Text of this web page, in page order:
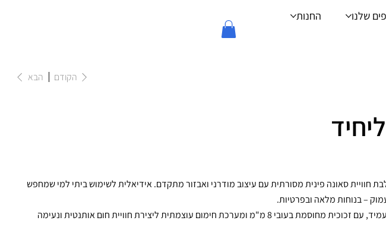
שלנו החנות
הקודם הבא
חוויית סאונה פינית מסורתית עם עיצוב מודרני ואבזור מתקדם. אידיאלית לשימוש ביתי למי שמחפש
– בנוחות מלאה ובפרטיות.
הסאונה עשויה עץ המלוק איכותי ועמיד, עם זכוכית מחוסמת בעובי 8 מ"מ ומערכת חימום עוצמתית ליצירת חוויית חום אותנטית ונעימה